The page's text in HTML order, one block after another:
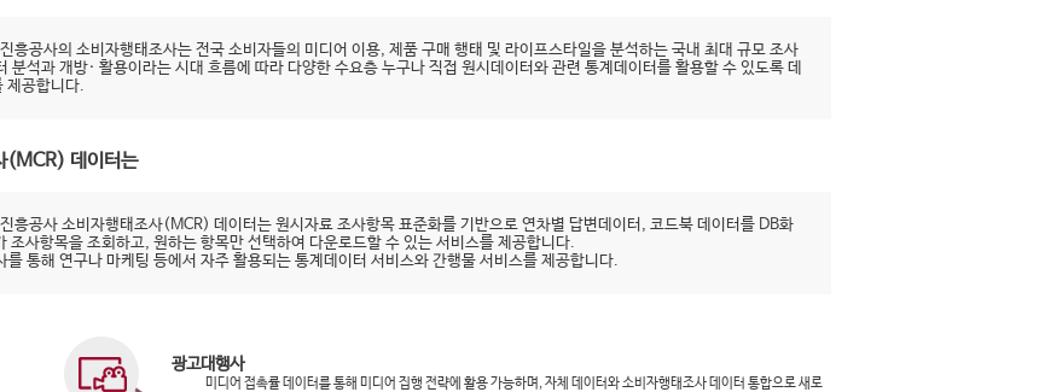
흥공사의 소비자행태조사는 전국 소비자들의 미디어 이용, 제품 구매 행태 및 라이프스타일을 분석하는 국내 최대 규모 조사
분석과 개방· 활용이라는 시대 흐름에 따라 다양한 수요층 누구나 직접 원시데이터와 관련 통계데이터를 활용할 수 있도록 데
제공합니다.
(MCR) 데이터는
흥공사 소비자행태조사(MCR) 데이터는 원시자료 조사항목 표준화를 기반으로 연차별 답변데이터, 코드북 데이터를 DB화
조사항목을 조회하고, 원하는 항목만 선택하여 다운로드할 수 있는 서비스를 제공합니다.
를 통해 연구나 마케팅 등에서 자주 활용되는 통계데이터 서비스와 간행물 서비스를 제공합니다.
광고대행사
미디어 접촉률 데이터를 통해 미디어 집행 전략에 활용 가능하며, 자체 데이터와 소비자행태조사 데이터 통합으로 새로